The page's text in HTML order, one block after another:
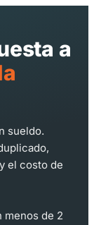
a
sueldo.
el costo de
menos de 2